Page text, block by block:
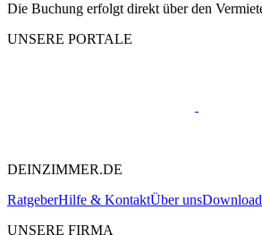
Die Buchung erfolgt direkt über den
UNSERE PORTALE
DEINZIMMER.DE
RatgeberHilfe & KontaktÜber uns
UNSERE FIRMA